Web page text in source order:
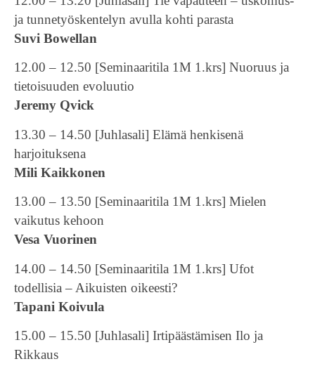
ja tunnetyöskentelyn avulla kohti parasta
Suvi Bowellan
12.00 – 12.50 [Seminaaritila 1M 1.krs] Nuoruus ja
tietoisuuden evoluutio
Jeremy Qvick
13.30 – 14.50 [Juhlasali] Elämä henkisenä
harjoituksena
Mili Kaikkonen
13.00 – 13.50 [Seminaaritila 1M 1.krs] Mielen
vaikutus kehoon
Vesa Vuorinen
14.00 – 14.50 [Seminaaritila 1M 1.krs] Ufot
todellisia – Aikuisten oikeesti?
Tapani Koivula
15.00 – 15.50 [Juhlasali] Irtipäästämisen Ilo ja
Rikkaus